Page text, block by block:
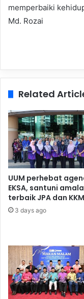
memperbaiki
Md. Rozai
Related
UUM perhebat
EKSA, santuni
terbaik JPA dan KKM
3 days ago